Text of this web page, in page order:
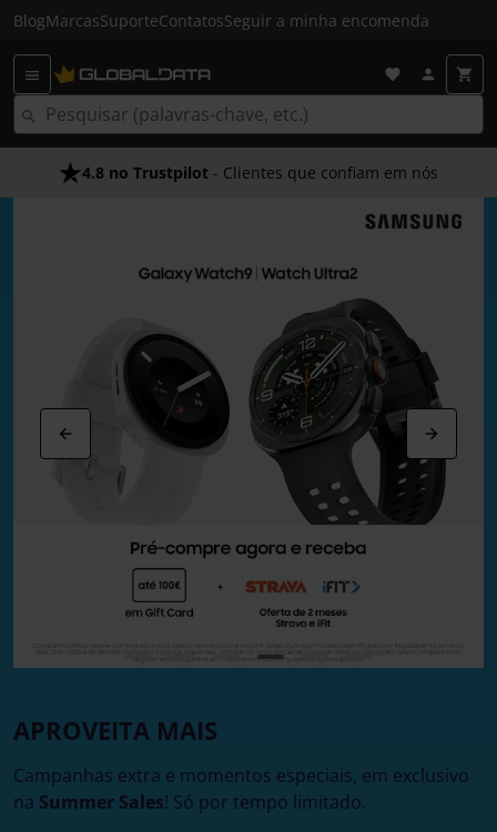
BlogMarcasSuporteContatosSeguir a minha encomenda
Envio Gratuito em 24 HRS- Acima dos 50€
4.8 no Trustpilot - Clientes que confiam em nós
APROVEITA MAIS
Campanhas extra e momentos especiais, em exclusivo
na Summer Sales! Só por tempo limitado.